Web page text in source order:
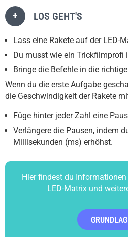
+ LOS GEHT'S
Lass eine Rakete auf der LED-
Du musst wie ein Trickfilmprofi
Bringe die Befehle in die
Wenn du die erste Aufgabe
die Geschwindigkeit der Rakete
Füge hinter jeder Zahl eine
Verlängere die Pausen, indem
Millisekunden (ms) erhöhst.
Hier findest du
LED-Matrix und